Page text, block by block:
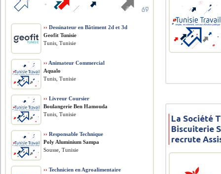
La Société
Biscuiterie
recrute
›› Dessinateur en Bâtiment 2d et 3d
Geofit Tunisie
Tunis, Tunisie
›› Animateur Commercial
Aqualo
Tunis, Tunisie
›› Livreur Coursier
Boulangerie Ben Hamouda
Tunis, Tunisie
›› Responsable Technique
Poly Aluminium Sampa
Sousse, Tunisie
›› Technicien en Agroalimentaire